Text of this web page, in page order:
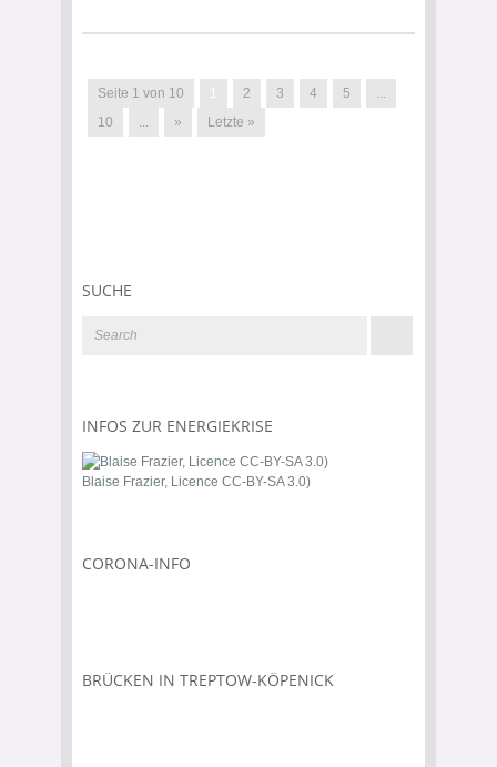
Seite 1 von 10 2 3 4 5
...
10
... » Letzte »
SUCHE
INFOS ZUR ENERGIEKRISE
Blaise Frazier, Licence CC-BY-SA 3.0)
CORONA-INFO
BRÜCKEN IN TREPTOW-KÖPENICK